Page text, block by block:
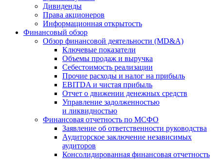
Дивиденды
Права акционеров
Информационная открытость
Финансовый обзор
Обзор финансовой деятельности (MD&A)
Ключевые показатели
Объемы продаж и выручка
Себестоимость реализации
Прочие расходы и налог на прибыль
EBITDA и чистая прибыль
Отчет о движении денежных средств
Управление задолженностью
и ликвидностью
Финансовая отчетность по МСФО
Заявление об ответственности руководства
Аудиторское заключение независимых
аудиторов
Консолидированная финансовая отчетность